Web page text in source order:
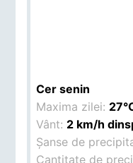
Cer senin
Maxima zilei:
Vânt: 2 km/h
Șanse de
Cantitate de